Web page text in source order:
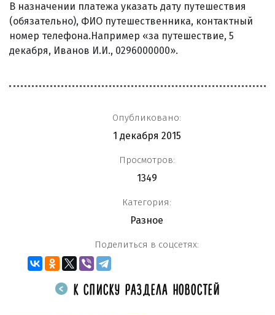
В назначении платежа указать дату путешествия
(обязательно), ФИО путешественника, контактный
номер телефона.Например «за путешествие, 5
декабря, Иванов И.И., 0296000000».
Опубликовано:
1 декабря 2015
Просмотров:
1349
Категория:
Разное
Поделиться в соцсетях:
К СПИСКУ РАЗДЕЛА НОВОСТЕЙ